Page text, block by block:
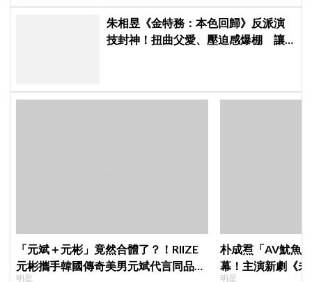
朱相昱《金特務：本色回歸》反派演
技封神！扭曲父愛、壓迫感爆棚 讓
「元斌＋元彬」竟然合體了？！RIIZE
元彬攜手韓國傳奇美男元斌代言同品
明星
朴成焄「AV魷魚
幕！主演新劇《
明星